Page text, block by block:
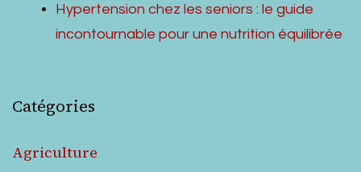
Hypertension chez les seniors : le guide
incontournable pour une nutrition équilibrée
Catégories
Agriculture